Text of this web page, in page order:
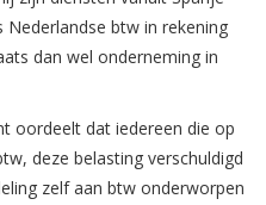
btw in rekening
dan wel onderneming in
oordeelt dat iedereen die op
deze belasting verschuldigd
zelf aan btw onderworpen